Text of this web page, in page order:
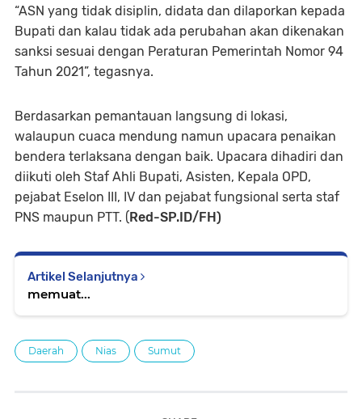
“ASN yang tidak disiplin, didata dan dilaporkan kepada
Bupati dan kalau tidak ada perubahan akan dikenakan
sanksi sesuai dengan Peraturan Pemerintah Nomor 94
Tahun 2021”, tegasnya.
Berdasarkan pemantauan langsung di lokasi,
walaupun cuaca mendung namun upacara penaikan
bendera terlaksana dengan baik. Upacara dihadiri dan
diikuti oleh Staf Ahli Bupati, Asisten, Kepala OPD,
pejabat Eselon III, IV dan pejabat fungsional serta staf
PNS maupun PTT. ( Red-SP.ID/FH)
Artikel Selanjutnya
memuat...
Daerah Nias Sumut